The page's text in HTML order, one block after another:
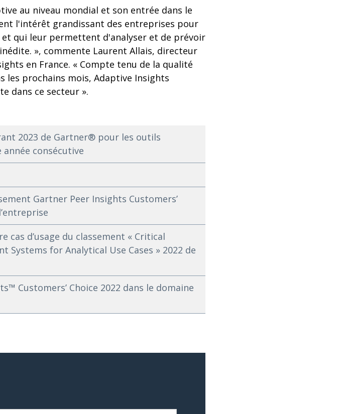
au niveau mondial et son entrée dans le
l'intérêt grandissant des entreprises pour
qui leur permettent d'analyser et de prévoir
», commente Laurent Allais, directeur
en France. « Compte tenu de la qualité
les prochains mois, Adaptive Insights
dans ce secteur ».
2023 de Gartner® pour les outils
consécutive
Gartner Peer Insights Customers’
cas d’usage du classement « Critical
Systems for Analytical Use Cases » 2022 de
Customers’ Choice 2022 dans le domaine